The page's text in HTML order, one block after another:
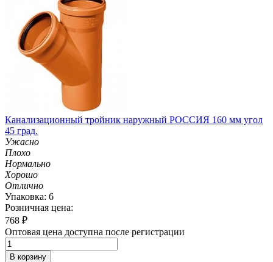
Канализационный тройник наружный РОССИЯ 160 мм угол
45 град.
Ужасно
Плохо
Нормально
Хорошо
Отлично
Упаковка: 6
Розничная цена:
768 ₽
Оптовая цена доступна после регистрации
В корзину